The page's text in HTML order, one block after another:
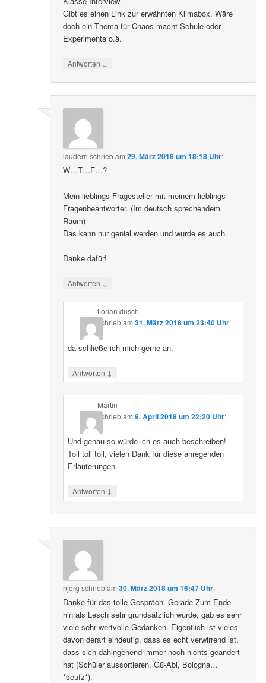
Gibt es einen Link zur erwähnten Klimabox. Wäre
doch ein Thema für Chaos macht Schule oder
Experimenta o.ä.
Antworten ↓
laudern schriebam29. März 2018 um 18:18 Uhr:
W…T…F…?
Mein lieblings Fragesteller mit meinem lieblings
Fragenbeantworter. (Im deutsch sprechendem
Raum)
Das kann nur genial werden und wurde es auch.
Danke dafür!
Antworten ↓
florian dusch
schriebam 31. März 2018 um 23:40 Uhr:
da schließe ich mich gerne an.
Antworten ↓
Martin
schriebam 9. April 2018 um 22:20 Uhr:
Und genau so würde ich es auch beschreiben!
Toll toll toll, vielen Dank für diese anregenden
Erläuterungen.
Antworten ↓
njorg schriebam30. März 2018 um 16:47 Uhr:
Danke für das tolle Gespräch. Gerade Zum Ende
hin als Lesch sehr grundsätzlich wurde, gab es sehr
viele sehr wertvolle Gedanken. Eigentlich ist vieles
davon derart eindeutig, dass es echt verwirrend ist,
dass sich dahingehend immer noch nichts geändert
hat (Schüler aussortieren, G8-Abi, Bologna…
*seufz*).